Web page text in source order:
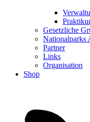
Gesetzliche
Nationalparks
Partner
Links
Organisation
Shop